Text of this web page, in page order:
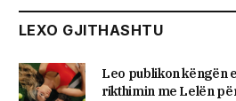
LEXO GJITHASHTU
Leo publikon këngën
rikthimin me Lelën